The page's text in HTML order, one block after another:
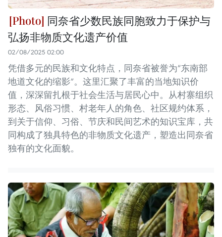
同奈省少数民族同胞致力于保护与
弘扬非物质文化遗产价值
02/08/2025 02:00
凭借多元的民族和文化特点，同奈省被誉为“东南部
地道文化的缩影”。这里汇聚了丰富的当地知识价
值，深深留扎根于社会生活与居民心中。从村寨组织
形态、风俗习惯、村老年人的角色、社区规约体系，
到关于信仰、习俗、节庆和民间艺术的知识宝库，共
同构成了独具特色的非物质文化遗产，塑造出同奈省
独有的文化面貌。